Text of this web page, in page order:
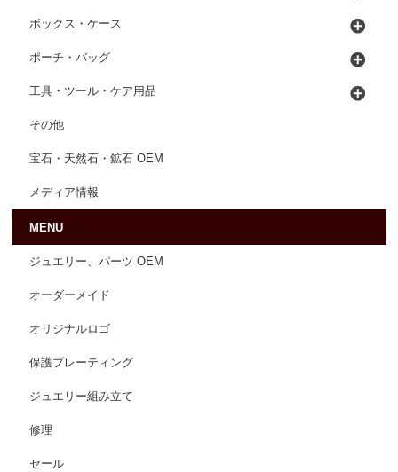
ボックス・ケース
ポーチ・バッグ
工具・ツール・ケア用品
その他
宝石・天然石・鉱石 OEM
メディア情報
MENU
ジュエリー、パーツ OEM
オーダーメイド
オリジナルロゴ
保護プレーティング
ジュエリー組み立て
修理
セール